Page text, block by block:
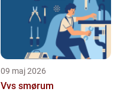
09 maj 2026
Vvs smørum